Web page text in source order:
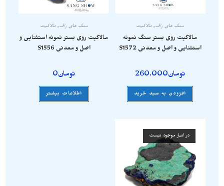
سنگ های راف, مالاکیت
مالاکیت روی بستر سنگ نمونه
استثنایی و اصل و معدنی S1572
تومان260.000
افزودن به سبد خرید
سنگ های راف,مالاکیت
مالاکیت روی بستر نمونه استثنایی و
اصل و معدنی S1556
تومان0
اطلاعات بیشتر
در انبار موجود نیست